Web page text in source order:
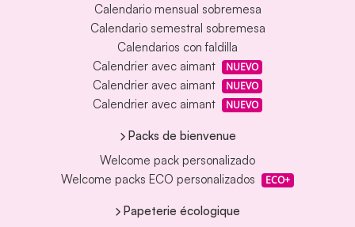
Calendario mensual sobremesa
Calendario semestral sobremesa
Calendarios con faldilla
Calendrier avec aimant
NUEVO
Calendrier avec aimant NUEVO
Calendrier avec aimant NUEVO
Packs de bienvenue
Welcome pack personalizado
Welcome packs ECO personalizados
ECO+
Papeterie écologique